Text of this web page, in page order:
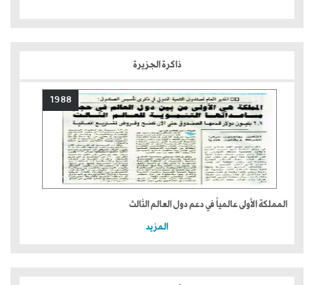
ذاكرة الجزيرة
1988
المملكة الأولى عالمياً في دعم دول العالم الثالث
المزيد